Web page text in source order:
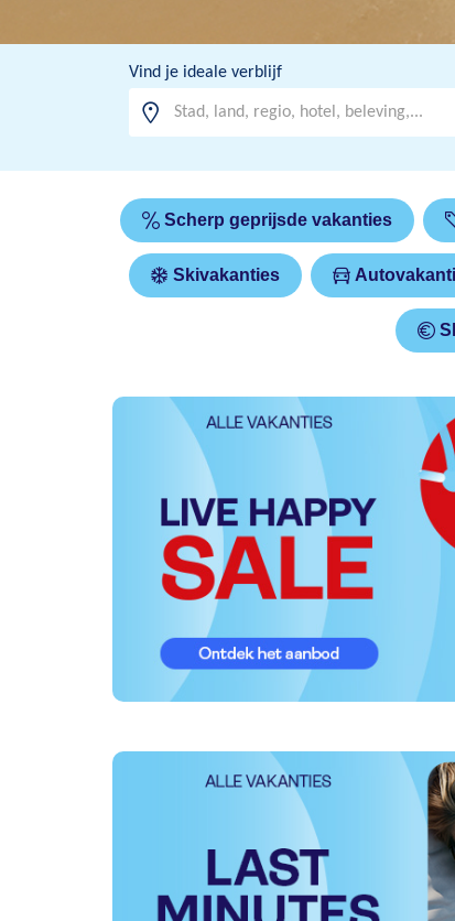
Vind je ideale verblijf
Scherp geprijsde vakanties
Skivakanties